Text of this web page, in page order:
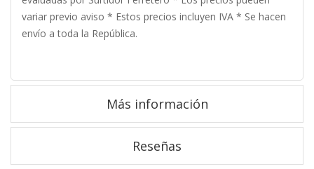
variar previo aviso * Estos precios incluyen IVA * Se hacen
envío a toda la República.
Más información
Reseñas